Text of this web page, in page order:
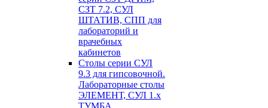
СЗТ 7.2, СУЛ
ШТАТИВ, СПП для
лабораторий и
врачебных
кабинетов
Столы серии СУЛ
9.3 для гипсовочной.
Лабораторные столы
ЭЛЕМЕНТ, СУЛ 1.х
ТУМБА.